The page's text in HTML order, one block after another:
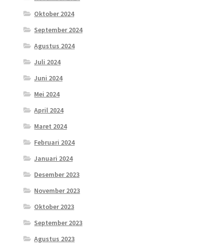
Oktober 2024
September 2024
Agustus 2024
Juli 2024
Juni 2024
Mei 2024
April 2024
Maret 2024
Februari 2024
Januari 2024
Desember 2023
November 2023
Oktober 2023
September 2023
Agustus 2023